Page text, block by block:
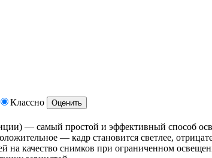
Классно
— самый простой и эффективный способ
— кадр становится светлее,
на качество снимков при ограниченном